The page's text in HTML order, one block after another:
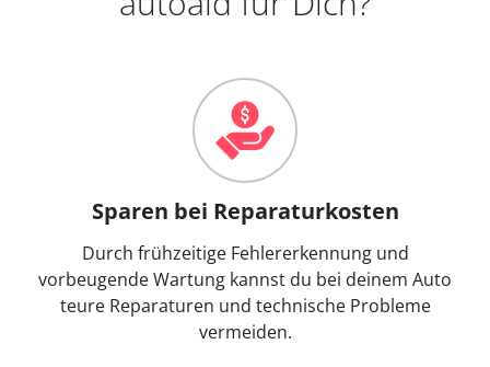
Sparen bei Reparaturkosten
Durch frühzeitige Fehlererkennung und
vorbeugende Wartung kannst du bei deinem Auto
teure Reparaturen und technische Probleme
vermeiden.